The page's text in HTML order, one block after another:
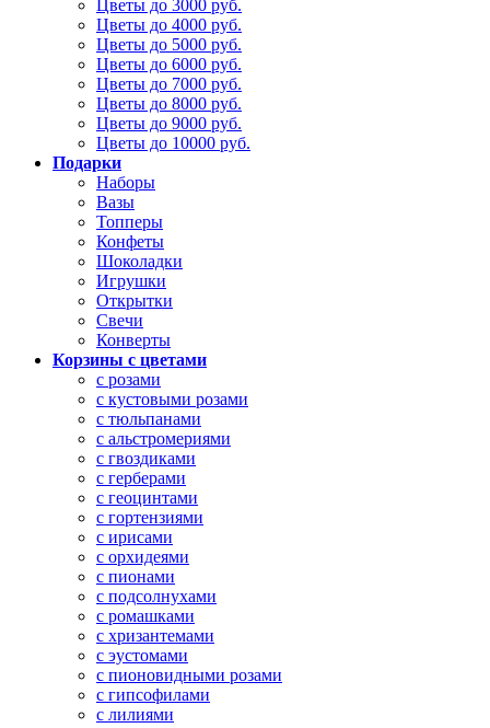
Цветы до 3000 руб.
Цветы до 4000 руб.
Цветы до 5000 руб.
Цветы до 6000 руб.
Цветы до 7000 руб.
Цветы до 8000 руб.
Цветы до 9000 руб.
Цветы до 10000 руб.
Подарки
Наборы
Вазы
Топперы
Конфеты
Шоколадки
Игрушки
Открытки
Свечи
Конверты
Корзины с цветами
с розами
с кустовыми розами
с тюльпанами
с альстромериями
с гвоздиками
с герберами
с геоцинтами
с гортензиями
с ирисами
с орхидеями
с пионами
с подсолнухами
с ромашками
с хризантемами
с эустомами
с пионовидными розами
с гипсофилами
с лилиями